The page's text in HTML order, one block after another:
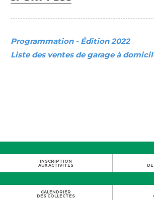
Programmation - Édition 2022
Liste des ventes de garage à
INSCRIPTION
AUX ACTIVITÉS
CALENDRIER
DES COLLECTES